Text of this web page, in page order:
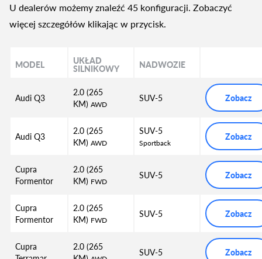
U dealerów możemy znaleźć 45 konfiguracji. Zobaczyć
więcej szczegółów klikając w przycisk.
MODEL UKŁAD
SILNIKOWY NADWOZIE
Audi Q3
2.0 (265
KM) AWD
SUV-5 Zobacz
Audi Q3
2.0 (265
KM) AWD
SUV-5
Sportback
Zobacz
Cupra
Formentor
2.0 (265
KM) FWD
SUV-5 Zobacz
Cupra
Formentor
2.0 (265
KM) FWD
SUV-5 Zobacz
Cupra
2.0 (265
SUV-5 Zobacz